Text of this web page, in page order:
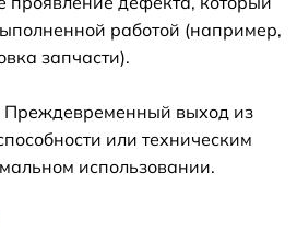
работой (например,
запчасти).
выход из
или техническим
использовании.